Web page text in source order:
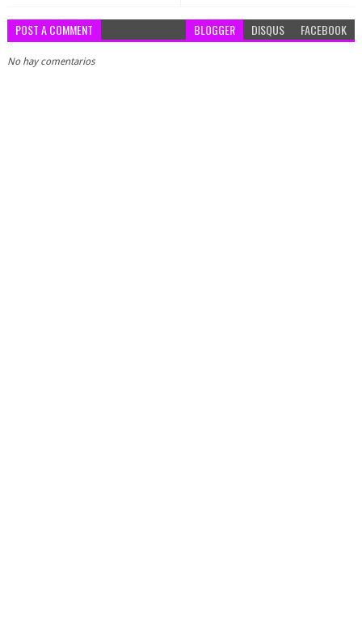
POST A COMMENT BLOGGER DISQUS FACEBOOK
No hay comentarios